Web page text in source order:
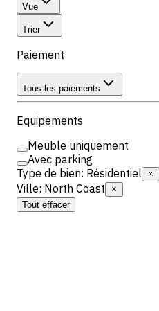
Vue
Trier
Paiement
Tous les paiements
Equipements
Meuble uniquement
Avec parking
Type de bien: Résidentiel
Ville: North Coast
Tout effacer